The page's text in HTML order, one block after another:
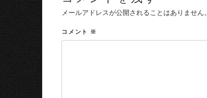
メールアドレスが公開されることはありません。
コメント ※